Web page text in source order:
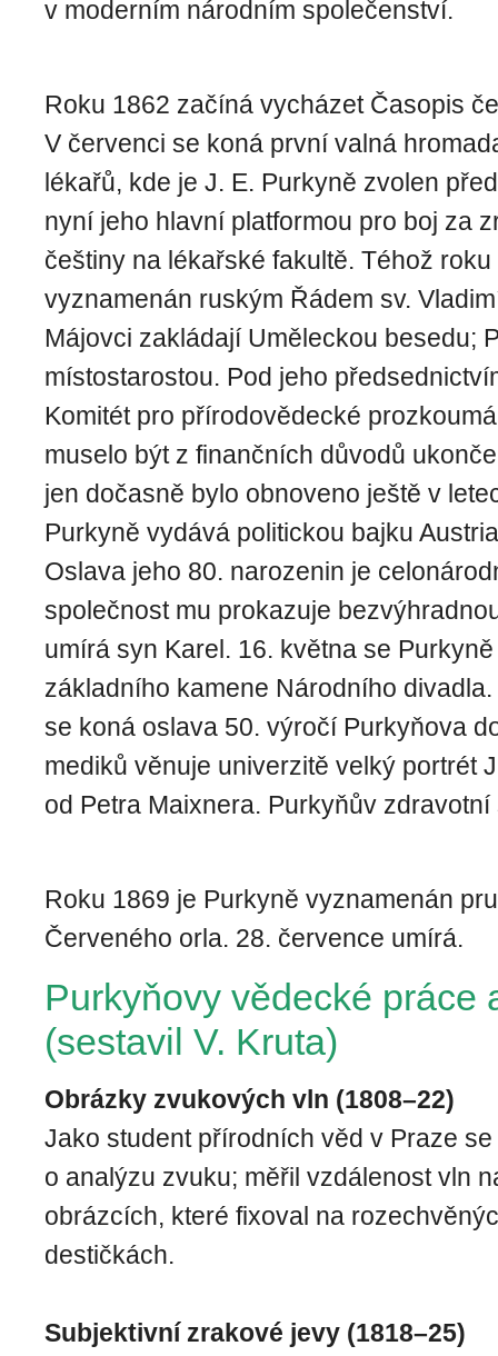
v moderním národním společenství.
Roku 1862 začíná vycházet Časopis
V červenci se koná první valná
lékařů, kde je J. E. Purkyně zvolen
nyní jeho hlavní platformou pro boj za
češtiny na lékařské fakultě. Téhož
vyznamenán ruským Řádem sv.
Májovci zakládají Uměleckou be­sedu;
místostarostou. Pod jeho
Komitét pro přírodovědecké
muselo být z finančních dů­vodů
jen dočasně bylo obnoveno ještě v
Purkyně vydává politickou bajku
Oslava jeho 80. narozenin je
společnost mu prokazuje
umírá syn Karel. 16. května se
základního ka­mene Národního
se koná oslava 50. výročí Purkyňova
mediků věnuje univerzitě velký portrét
od Petra Maixnera. Purkyňův
Roku 1869 je Purkyně vyznamenán
Červeného orla. 28. července umírá.
Purkyňovy vědecké práce
(sestavil V. Kruta)
Obrázky zvukových vln (1808–22)
Jako student přírodních věd v Praze
o analýzu zvuku; měřil vzdálenost vln
obrázcích, které fixoval na
destičkách.
Subjektivní zrakové jevy (1818–25)